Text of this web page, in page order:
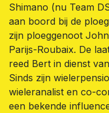
Shimano (nu Team
aan boord bij de
zijn ploeggenoot
Parijs-Roubaix. De
reed Bert in dienst
Sinds zijn
wieleranalist en co-
een bekende